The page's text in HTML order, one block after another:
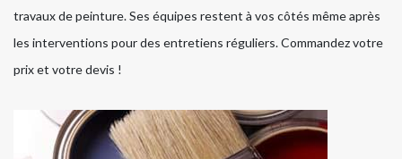
travaux de peinture. Ses équipes restent à vos côtés même après
les interventions pour des entretiens réguliers. Commandez votre
prix et votre devis !